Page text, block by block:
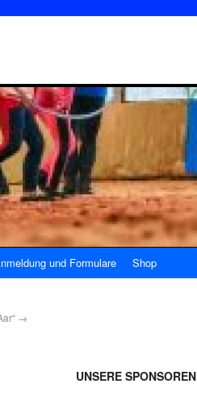
und Formulare Shop
→
UNSERE SPONSOREN